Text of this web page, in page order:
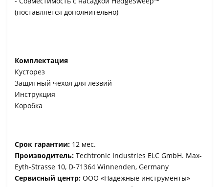
(поставляется дополнительно)
Комплектация
Кусторез
Защитный чехол для лезвий
Инструкция
Коробка
Срок гарантии: 12 мес.
Производитель: Techtronic Industries ELC GmbH. Max-
Eyth-Strasse 10, D-71364 Winnenden, Germany
Сервисный центр: ООО «Надежные инструменты»